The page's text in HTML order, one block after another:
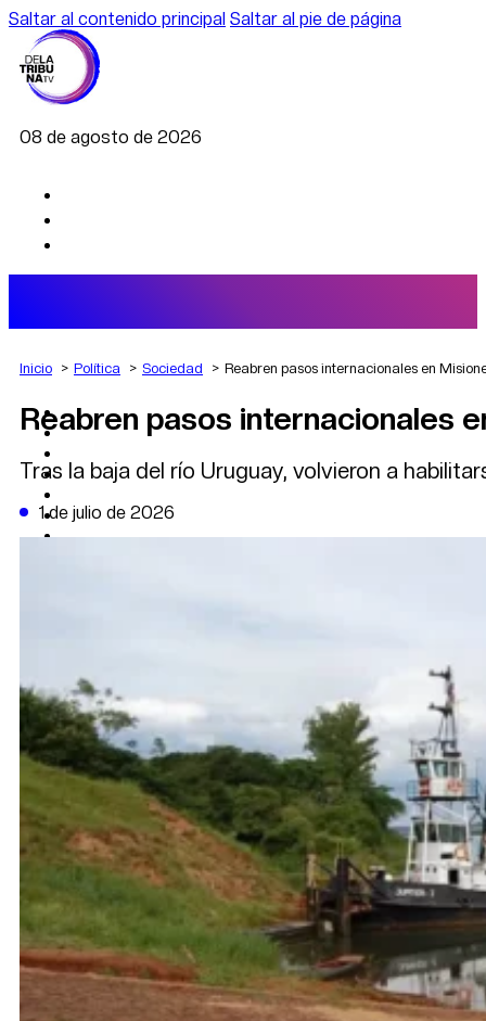
Saltar al contenido principal Saltar al pie de página
08 de agosto de 2026
AGRO
DEPORTES
POLÍTICA
DATA FIRME
DE LA TRIBUNA TV
Inicio Política Sociedad Reabren pasos internacionales en
Reabren pasos internacionales
Tras la baja del río Uruguay, volvieron a
1 de julio de 2026